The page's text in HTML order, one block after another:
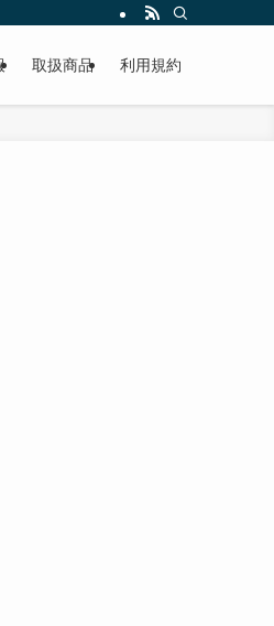
完備、見積り無料です。気軽にお問い合
取扱商品 利用規約